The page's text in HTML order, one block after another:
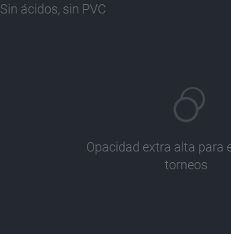
Sin ácidos, sin PVC
Opacidad extra alta para
torneos